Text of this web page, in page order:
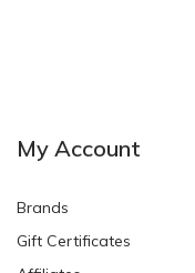
My Account
Brands
Gift Certificates